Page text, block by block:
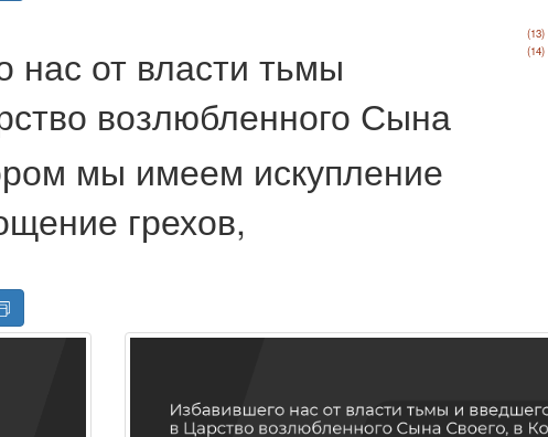
нас от власти тьмы
возлюбленного Сына
мы имеем искупление
грехов,